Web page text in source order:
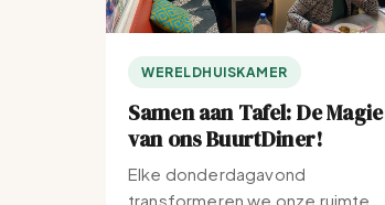
WERELDHUISKAMER
Samen aan Tafel: De Magie
van ons BuurtDiner!
Elke donderdagavond
transformeren we onze ruimte